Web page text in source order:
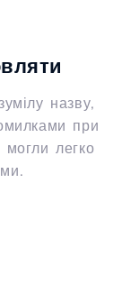
назву,
при
могли легко